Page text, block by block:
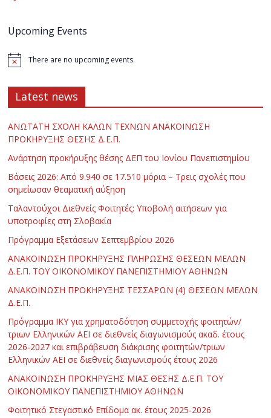
Upcoming Events
There are no upcoming events.
Latest news
ΑΝΩΤΑΤΗ ΣΧΟΛΗ ΚΑΛΩΝ ΤΕΧΝΩΝ ΑΝΑΚΟΙΝΩΣΗ
ΠΡΟΚΗΡΥΞΗΣ ΘΕΣΗΣ Δ.Ε.Π.
Ανάρτηση προκήρυξης θέσης ΔΕΠ του Ιονίου Πανεπιστημίου
Βάσεις 2026: Από 9.940 σε 17.510 μόρια – Τρεις σχολές που
σημείωσαν θεαματική αύξηση
Ταλαντούχοι Διεθνείς Φοιτητές: Υποβολή αιτήσεων για
υποτροφίες στη Σλοβακία
Πρόγραμμα Εξετάσεων Σεπτεμβρίου 2026
ΑΝΑΚΟΙΝΩΣΗ ΠΡΟΚΗΡΥΞΗΣ ΠΛΗΡΩΣΗΣ ΘΕΣΕΩΝ ΜΕΛΩΝ
Δ.Ε.Π. ΤΟΥ ΟΙΚΟΝΟΜΙΚΟΥ ΠΑΝΕΠΙΣΤΗΜΙΟΥ ΑΘΗΝΩΝ
ΑΝΑΚΟΙΝΩΣΗ ΠΡΟΚΗΡΥΞΗΣ ΤΕΣΣΑΡΩΝ (4) ΘΕΣΕΩΝ ΜΕΛΩΝ
Δ.Ε.Π.
Πρόγραμμα ΙΚΥ για χρηματοδότηση συμμετοχής φοιτητών/
τριων Ελληνικών ΑΕΙ σε διεθνείς διαγωνισμούς ακαδ. έτους
2026-2027 και επιβράβευση διάκρισης φοιτητών/τριων
Ελληνικών ΑΕΙ σε διεθνείς διαγωνισμούς έτους 2026
ΑΝΑΚΟΙΝΩΣΗ ΠΡΟΚΗΡΥΞΗΣ ΜΙΑΣ ΘΕΣΗΣ Δ.Ε.Π. ΤΟΥ
ΟΙΚΟΝΟΜΙΚΟΥ ΠΑΝΕΠΙΣΤΗΜΙΟΥ ΑΘΗΝΩΝ
Φοιτητικό Στεγαστικό Επίδομα ακ. έτους 2025-2026